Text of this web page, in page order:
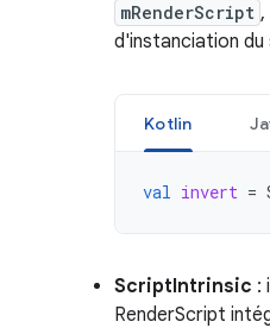
mRenderScript ,
d'instanciation
Kotlin
val invert =
ScriptIntrinsic :
RenderScript